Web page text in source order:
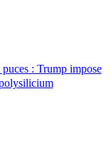
: Trump impose